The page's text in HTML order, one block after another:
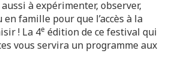
à expérimenter, observer,
famille pour que l’accès à la
! La 4e édition de ce festival qui
vous servira un programme aux